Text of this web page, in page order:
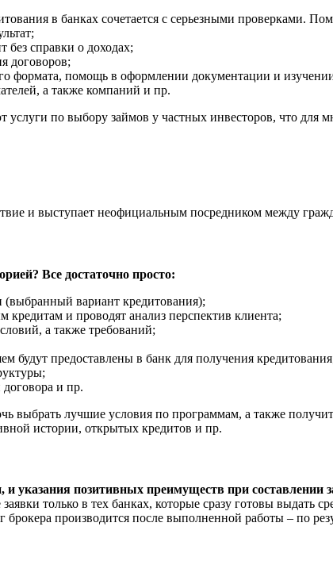
в банках сочетается с серьезными проверками.
справки о доходах;
договоров;
формата, помощь в оформлении документации и
а также компаний и пр.
по выбору займов у частных инвесторов, что для
и выступает неофициальным посредником между
Все достаточно просто:
(выбранный вариант кредитования);
и проводят анализ перспектив клиента;
а также требований;
будут предоставлены в банк для получения
и пр.
выбрать лучшие условия по программам, а также
истории, открытых кредитов и пр.
указания позитивных преимуществ при составлении
только в тех банках, которые сразу готовы выдать
производится после выполненной работы – по